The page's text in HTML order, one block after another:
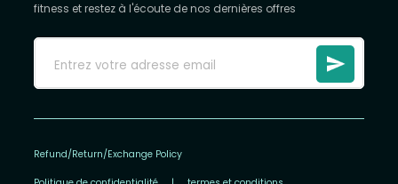
fitness et restez à l'écoute de nos dernières offres
Refund/Return/Exchange Policy